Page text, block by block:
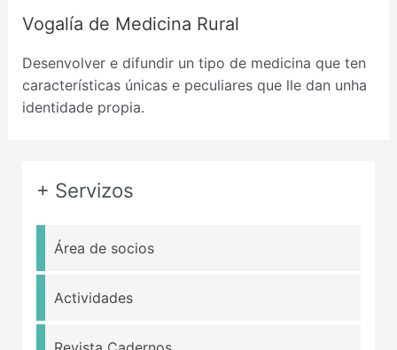
Vogalía de Medicina Rural
Desenvolver e difundir un tipo de medicina que ten
características únicas e peculiares que lle dan unha
identidade propia.
+ Servizos
Área de socios
Actividades